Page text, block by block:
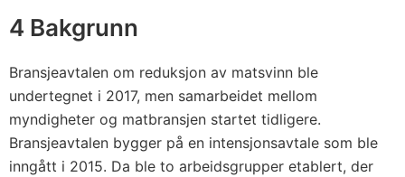
4 Bakgrunn
Bransjeavtalen om reduksjon av matsvinn ble
undertegnet i 2017, men samarbeidet mellom
myndigheter og matbransjen startet tidligere.
Bransjeavtalen bygger på en intensjonsavtale som ble
inngått i 2015. Da ble to arbeidsgrupper etablert, der